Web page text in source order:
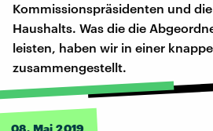
Kommissionspräsidenten und
Haushalts. Was die die
leisten, haben wir in einer
zusammengestellt.